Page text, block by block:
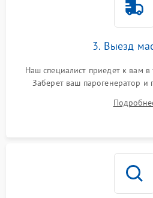
3. Выезд
Наш специалист приедет к вам
Заберет ваш парогенератор и